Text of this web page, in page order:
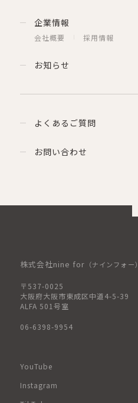
企業情報
会社概要 採用情報
お知らせ
よくあるご質問
お問い合わせ
株式会社nine for （ナインフォー）
〒537-0025
大阪府大阪市東成区中道4-5-39
ALFA 501号室
06-6398-9954
YouTube
Instagram